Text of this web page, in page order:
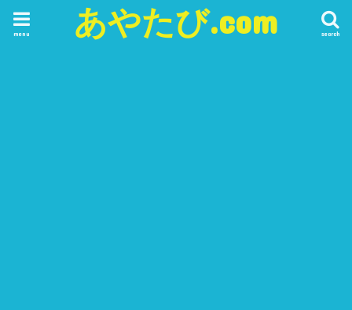
あやたび.com search
menu